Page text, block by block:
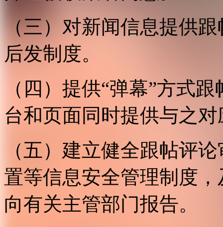
（三）对新闻信息提供
后发制度。
（四）提供“弹幕”方式
台和页面同时提供与之
（五）建立健全跟帖评
置等信息安全管理制度
向有关主管部门报告。